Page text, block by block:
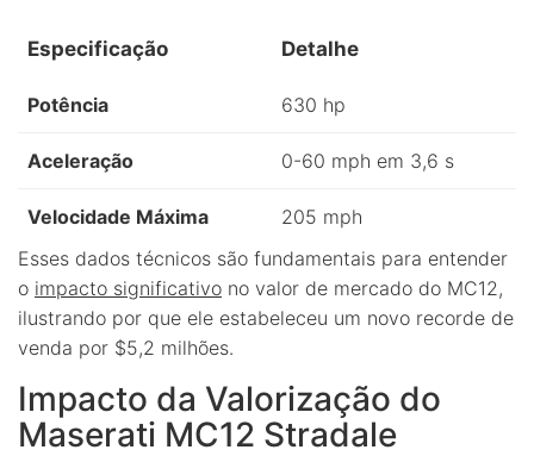
Especificação Detalhe
Potência 630 hp
Aceleração 0-60 mph em 3,6 s
Velocidade Máxima
205 mph
Esses dados técnicos são fundamentais para entender
o impacto significativo no valor de mercado do MC12,
ilustrando por que ele estabeleceu um novo recorde de
venda por $5,2 milhões.
Impacto da Valorização do
Maserati MC12 Stradale